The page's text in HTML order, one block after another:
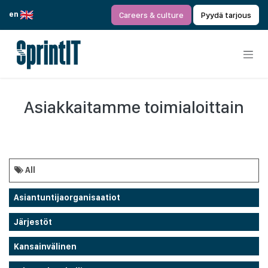
en
Careers & culture Pyydä tarjous
Asiakkaitamme toimialoittain
All
Asiantuntijaorganisaatiot
Järjestöt
Kansainvälinen